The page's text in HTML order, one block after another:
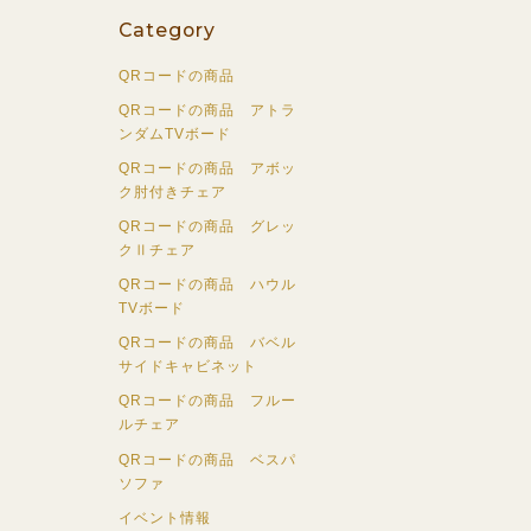
Category
QRコードの商品
QRコードの商品 アトラ
ンダムTVボード
QRコードの商品 アボッ
ク肘付きチェア
QRコードの商品 グレッ
クⅡチェア
QRコードの商品 ハウル
TVボード
QRコードの商品 バベル
サイドキャビネット
QRコードの商品 フルー
ルチェア
QRコードの商品 ベスパ
ソファ
イベント情報